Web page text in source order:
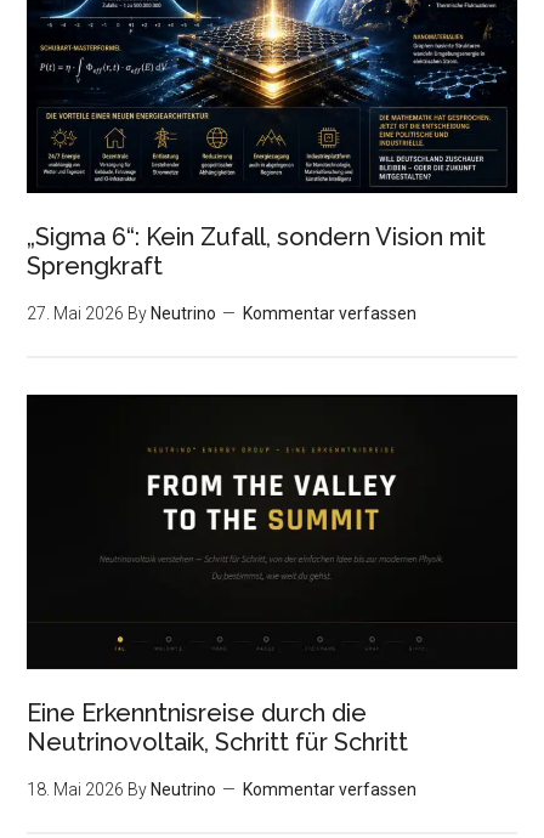
„Sigma 6“: Kein Zufall, sondern Vision mit
Sprengkraft
27. Mai 2026 By Neutrino Kommentar verfassen
Eine Erkenntnisreise durch die
Neutrinovoltaik, Schritt für Schritt
18. Mai 2026 By Neutrino Kommentar verfassen